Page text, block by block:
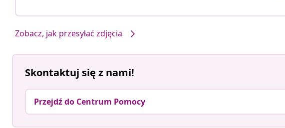
Zobacz, jak przesyłać zdjęcia
Skontaktuj się z nami!
Przejdź do Centrum Pomocy